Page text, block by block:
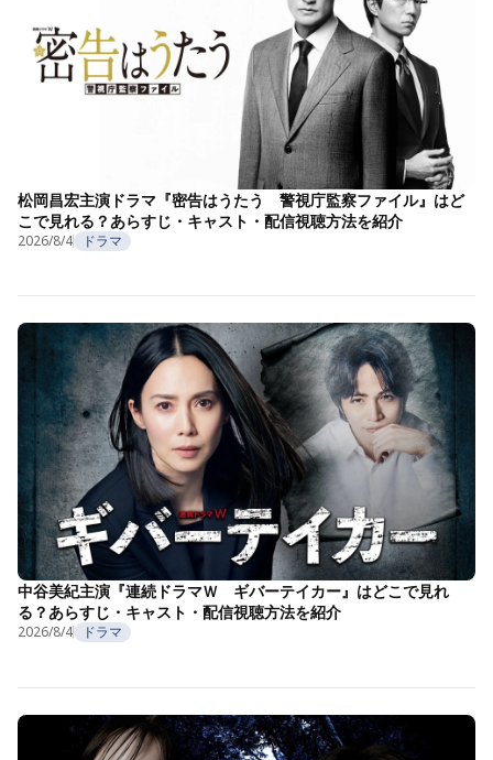
松岡昌宏主演ドラマ『密告はうたう 警視庁監察ファイル』はど
こで見れる？あらすじ・キャスト・配信視聴方法を紹介
2026/8/4 ドラマ
中谷美紀主演『連続ドラマＷ ギバーテイカー』はどこで見れ
る？あらすじ・キャスト・配信視聴方法を紹介
2026/8/4 ドラマ